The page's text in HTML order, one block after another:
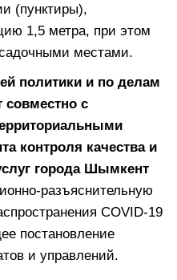
(пунктиры),
1,5 метра, при этом
местами.
политики и по делам
совместно с
контроля качества и
города Шымкент
разъяснительную
COVID-19
постановление
и управлений.